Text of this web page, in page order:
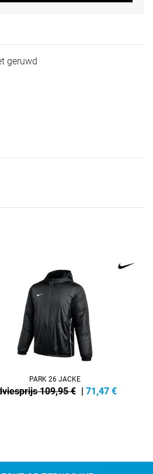
geruwd
PARK 26 JACKE
109,95 € | 71,47 €